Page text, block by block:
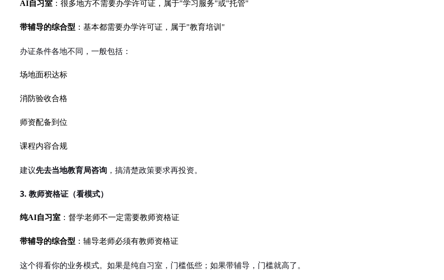
AI自习室 ：很多地方不需要办学许可证，属于"学习服务"或"托管"
带辅导的综合型 ：基本都需要办学许可证，属于"教育培训"
办证条件各地不同，一般包括：
场地面积达标
消防验收合格
师资配备到位
课程内容合规
建议先去当地教育局咨询 ，搞清楚政策要求再投资。
3. 教师资格证（看模式）
纯AI自习室 ：督学老师不一定需要教师资格证
带辅导的综合型 ：辅导老师必须有教师资格证
这个得看你的业务模式。如果是纯自习室，门槛低些；如果带辅导，门槛就高了。